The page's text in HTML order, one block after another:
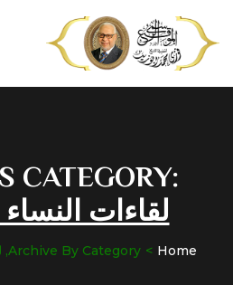
CATEGORY:
لقاءات النساء
Home Archive By Category, لقاءات النساء و الفتيات